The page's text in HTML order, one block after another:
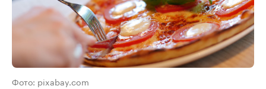
Фото: pixabay.com